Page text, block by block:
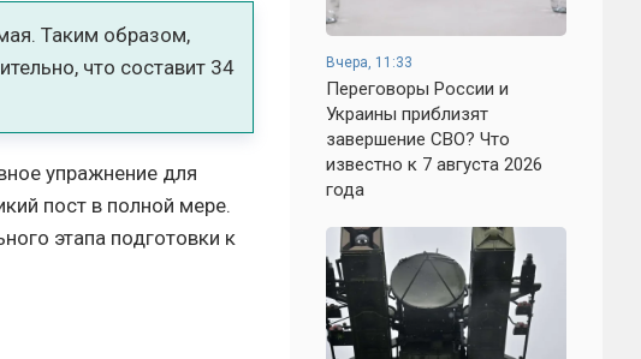
Таким образом,
что составит 34
упражнение для
пост в полной мере.
этапа подготовки к
Вчера, 11:33
Переговоры России и
Украины приблизят
завершение СВО? Что
известно к 7 августа 2026
года